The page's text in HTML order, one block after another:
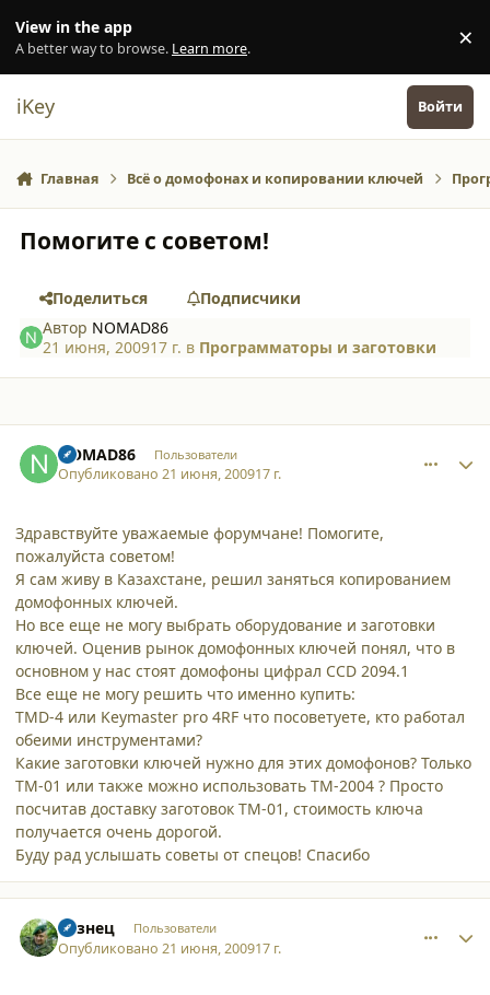
View in the app
A better way to browse. Learn more. ×
iKey Войти
Главная Всё о домофонах и копировании ключей
Помогите с советом!
Поделиться
Подписчики
Автор NOMAD86
21 июня, 200917 г. в Программаторы и заготовки
NOMAD86 Пользователи
Опубликовано21 июня, 200917 г.
Здравствуйте уважаемые форумчане! Помогите,
пожалуйста советом!
Я сам живу в Казахстане, решил заняться копированием
домофонных ключей.
Но все еще не могу выбрать оборудование и заготовки
ключей. Оценив рынок домофонных ключей понял, что в
основном у нас стоят домофоны цифрал CCD 2094.1
Все еще не могу решить что именно купить:
TMD-4 или Keymaster pro 4RF что посоветуете, кто работал
обеими инструментами?
Какие заготовки ключей нужно для этих домофонов? Только
ТМ-01 или также можно использовать ТМ-2004 ? Просто
посчитав доставку заготовок ТМ-01, стоимость ключа
получается очень дорогой.
Буду рад услышать советы от спецов! Спасибо
Кузнец Пользователи
Опубликовано21 июня, 200917 г.